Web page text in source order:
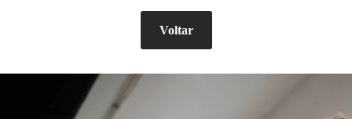
Voltar